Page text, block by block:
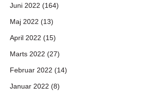
Juni 2022 (164)
Maj 2022 (13)
April 2022 (15)
Marts 2022 (27)
Februar 2022 (14)
Januar 2022 (8)